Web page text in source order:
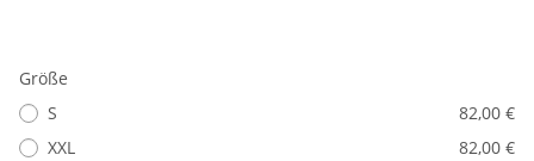
Größe
S
82,00 €
XXL
82,00 €